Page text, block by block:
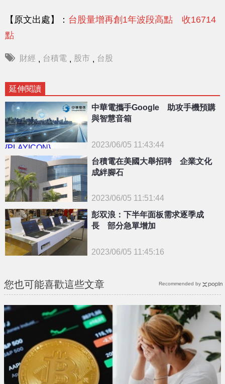
【原文出處】： 台股量增再創1年波段高點 收16714
點
財經 , 台積電 , 股市 , 台股
延伸閱讀
{PLAYICON}
中華電攜手Google 助攻手機預購
與智慧音箱
2023/06/05 11:43:44
{PLAYICON}
台積電在美國大舉招聘 企業文化
成絆腳石
2023/06/05 11:51:44
彭双浪：下半年面板需求逐季成
長 部分急單增加
2023/06/05 11:45:16
您也可能喜歡這些文章 Recommended by